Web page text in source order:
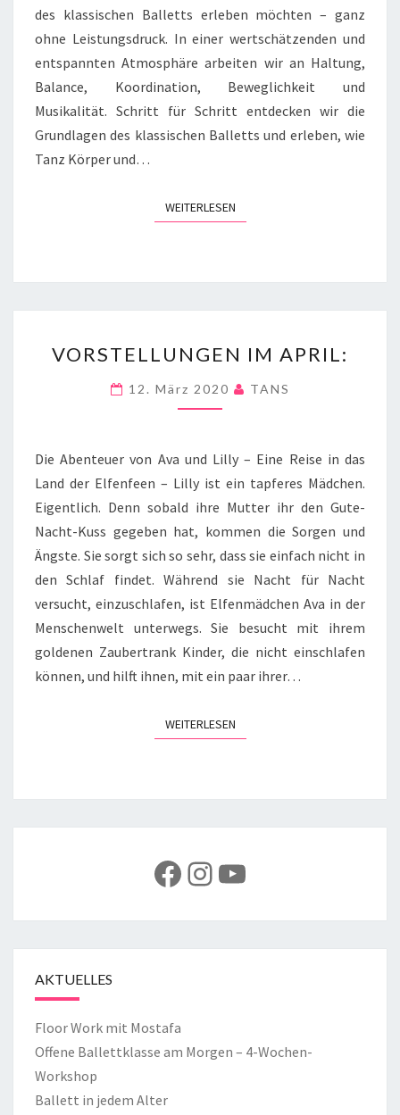
des klassischen Balletts erleben möchten – ganz
ohne Leistungsdruck. In einer wertschätzenden und
entspannten Atmosphäre arbeiten wir an Haltung,
Balance, Koordination, Beweglichkeit und
Musikalität. Schritt für Schritt entdecken wir die
Grundlagen des klassischen Balletts und erleben, wie
Tanz Körper und…
WEITERLESENWEITERLESEN
IM
APRIL:
VORSTELLUNGEN IM APRIL:
12. März 2020 TANS
Die Abenteuer von Ava und Lilly – Eine Reise in das
Land der Elfenfeen – Lilly ist ein tapferes Mädchen.
Eigentlich. Denn sobald ihre Mutter ihr den Gute-
Nacht-Kuss gegeben hat, kommen die Sorgen und
Ängste. Sie sorgt sich so sehr, dass sie einfach nicht in
den Schlaf findet. Während sie Nacht für Nacht
versucht, einzuschlafen, ist Elfenmädchen Ava in der
Menschenwelt unterwegs. Sie besucht mit ihrem
goldenen Zaubertrank Kinder, die nicht einschlafen
können, und hilft ihnen, mit ein paar ihrer…
WEITERLESENWEITERLESEN
Facebook
Instagram
YouTube
AKTUELLES
Floor Work mit Mostafa
Offene Ballettklasse am Morgen – 4-Wochen-
Workshop
Ballett in jedem Alter